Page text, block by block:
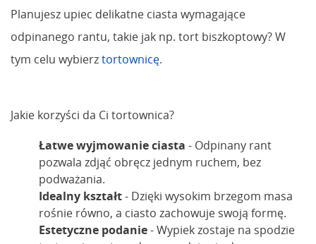
Planujesz upiec delikatne ciasta wymagające
odpinanego rantu, takie jak np. tort biszkoptowy? W
tym celu wybierztortownicę.
Jakie korzyści da Ci tortownica?
Łatwe wyjmowanie ciasta - Odpinany rant
pozwala zdjąć obręcz jednym ruchem, bez
podważania.
Idealny kształt- Dzięki wysokim brzegom masa
rośnie równo, a ciasto zachowuje swoją formę.
Estetyczne podanie- Wypiek zostaje na spodzie